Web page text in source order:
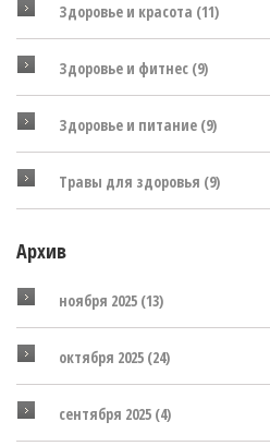
Здоровье и красота (11)
Здоровье и фитнес (9)
Здоровье и питание (9)
Травы для здоровья (9)
Архив
ноября 2025 (13)
октября 2025 (24)
сентября 2025 (4)